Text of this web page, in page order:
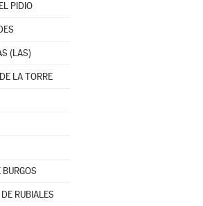
PIDIO
(LAS)
LA TORRE
RUBIALES